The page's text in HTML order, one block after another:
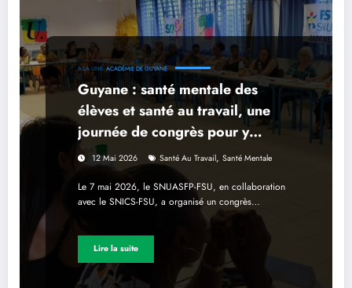
A LA UNE ACADÉMIE DE GUYANE
Guyane : santé mentale des
élèves et santé au travail, une
journée de congrès pour y
réfléchir collectivement
12 Mai 2026 Santé Au Travail, Santé Mentale
Le 7 mai 2026, le SNUASFP-FSU, en collaboration
avec le SNICS-FSU, a organisé un congrès…
Lire la suite